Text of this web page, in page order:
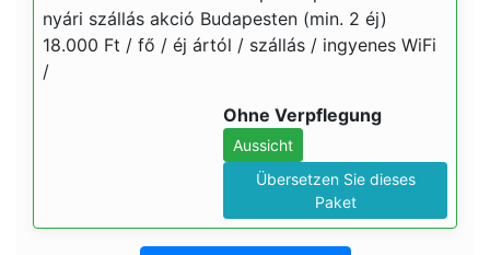
nyári szállás akció Budapesten (min. 2 éj)
18.000 Ft / fő / éj ártól / szállás / ingyenes WiFi
/
Ohne Verpflegung
Aussicht
Übersetzen Sie dieses
Paket